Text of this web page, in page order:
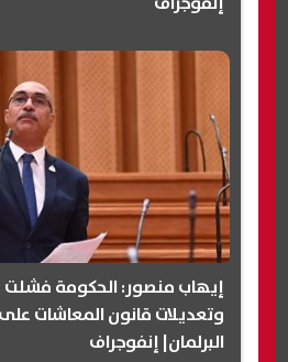
وتعديلات قانون المعاشات
البرلمان| إنفوجراف